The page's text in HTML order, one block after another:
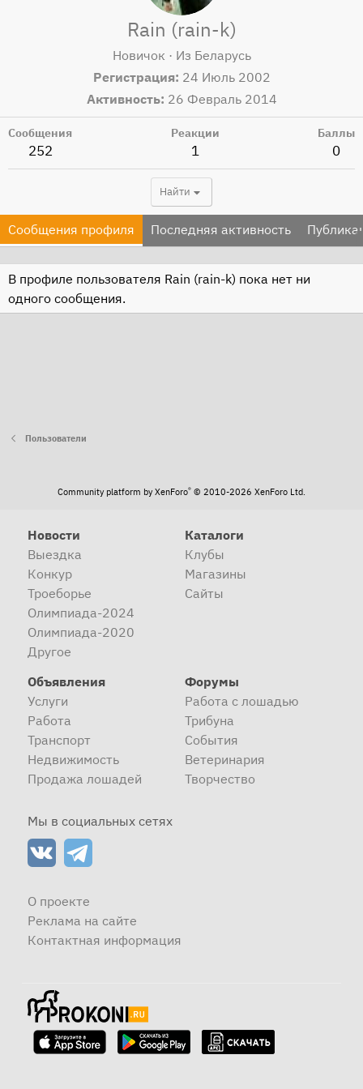
Rain (rain-k)
Новичок · Из Беларусь
Регистрация 24 Июль 2002
Активность 26 Февраль 2014
Сообщения
252
Реакции
1
Баллы
0
Найти
Сообщения профиля Последняя активность
В профиле пользователя Rain (rain-k) пока нет ни
одного сообщения.
Пользователи
Community platform by XenForo® © 2010-2026 XenForo Ltd.
Новости
Выездка
Конкур
Троеборье
Олимпиада-2024
Олимпиада-2020
Другое
Каталоги
Клубы
Магазины
Сайты
Объявления
Услуги
Работа
Транспорт
Недвижимость
Продажа лошадей
Форумы
Работа с лошадью
Трибуна
События
Ветеринария
Творчество
Мы в социальных сетях
О проекте
Реклама на сайте
Контактная информация